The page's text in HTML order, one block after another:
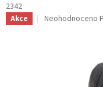
2342
Akce
Průměrné
Neohodnoceno